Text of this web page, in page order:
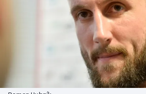
Americký fotbal
Baseball a softbal